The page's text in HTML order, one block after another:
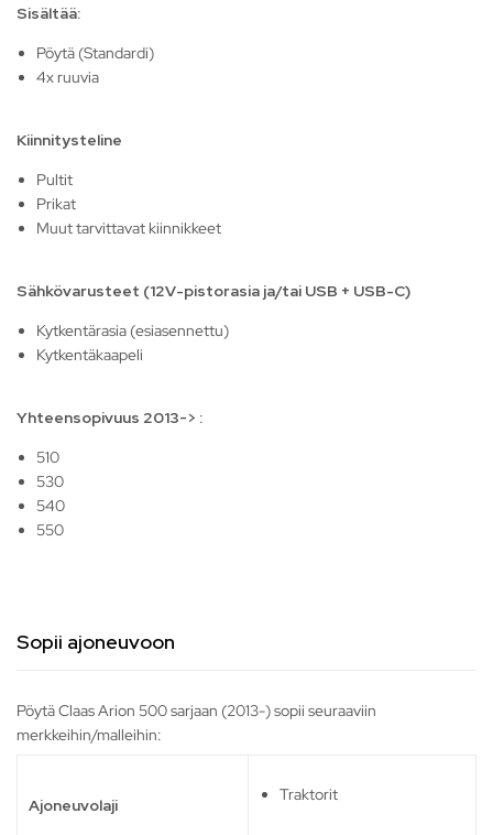
Sisältää:
Pöytä (Standardi)
4x ruuvia
Kiinnitysteline
Pultit
Prikat
Muut tarvittavat kiinnikkeet
Sähkövarusteet (12V-pistorasia ja/tai USB + USB-C)
Kytkentärasia (esiasennettu)
Kytkentäkaapeli
Yhteensopivuus 2013-> :
510
530
540
550
Sopii ajoneuvoon
Pöytä Claas Arion 500 sarjaan (2013-) sopii seuraaviin
merkkeihin/malleihin:
Ajoneuvolaji
Traktorit